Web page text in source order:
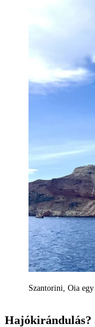
Szantorini, Oia
Hajókirándulás?